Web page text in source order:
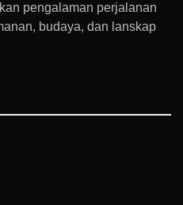
pengalaman perjalanan
budaya, dan lanskap